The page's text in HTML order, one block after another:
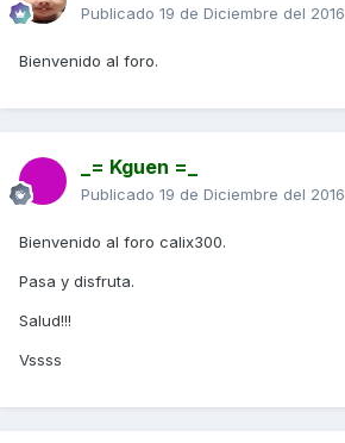
Publicado 19 de Diciembre del 2016
Bienvenido al foro.
_= Kguen =_
Publicado 19 de Diciembre del 2016
Bienvenido al foro calix300.
Pasa y disfruta.
Salud!!!
Vssss